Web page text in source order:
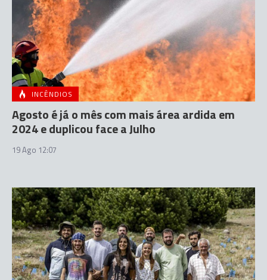
INCÊNDIOS
Agosto é já o mês com mais área ardida em
2024 e duplicou face a Julho
19 Ago 12:07